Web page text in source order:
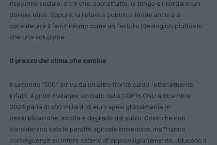
risparmio sociale, oltre che, soprattutto, ci tengo a ricordarlo un
dovere etico. Eppure, la retorica pubblica tende ancora a
considerare il femminismo come un fastidio ideologico, piuttosto
che una soluzione.
Il prezzo del clima che cambia
Il secondo “300” arriva da un altro fronte caldo, letteralmente.
Infatti, il grido d’allarme lanciato dalla COP16 ONU a dicembre
2024 parla di 300 miliardi di euro spesi globalmente in
desertificazione, siccità e degrado del suolo. Costi che non
considerano solo le perdite agricole immediate, ma “hanno
conseguenze su intere catene di approvvigionamento, riducono il